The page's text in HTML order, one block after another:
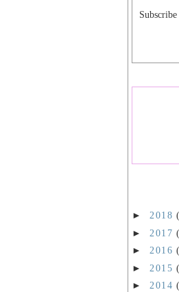
►2018
► 2017
►2016
► 2015
►2014